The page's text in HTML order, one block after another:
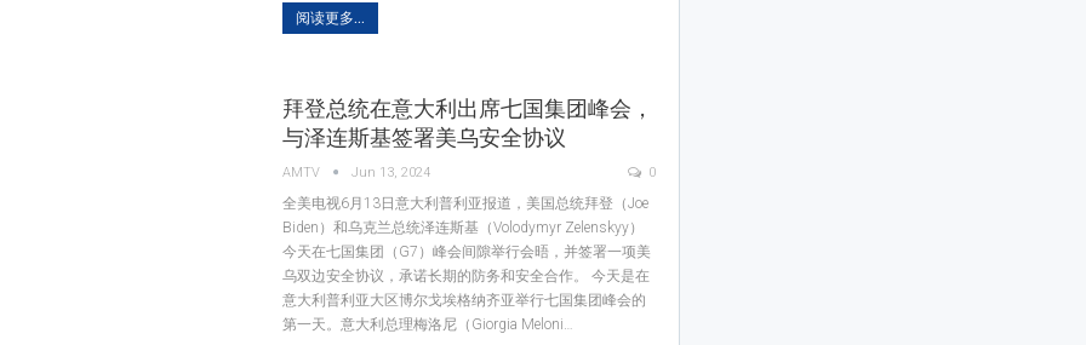
阅读更多...
拜登总统在意大利出席七国集团峰会，
与泽连斯基签署美乌安全协议
AMTV Jun 13, 2024 0
全美电视6月13日意大利普利亚报道，美国总统拜登（Joe
Biden）和乌克兰总统泽连斯基（Volodymyr Zelenskyy）
今天在七国集团（G7）峰会间隙举行会晤，并签署一项美
乌双边安全协议，承诺长期的防务和安全合作。 今天是在
意大利普利亚大区博尔戈埃格纳齐亚举行七国集团峰会的
第一天。意大利总理梅洛尼（Giorgia Meloni…